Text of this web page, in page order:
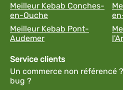
Meilleur Kebab Conches-
en-Ouche
Meilleur Kebab Pont-
Audemer
Service clients
Un commerce non référencé
bug ?